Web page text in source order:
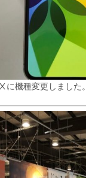
機種変更しました。